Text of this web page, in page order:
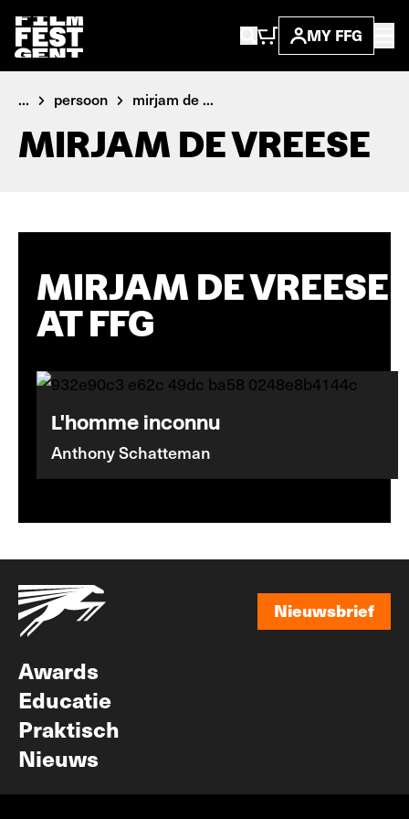
MY FFG
... persoon mirjam de ...
MIRJAM DE VREESE
MIRJAM DE VREESE
AT FFG
L'homme inconnu
Anthony Schatteman
Nieuwsbrief
Awards
Educatie
Praktisch
Nieuws